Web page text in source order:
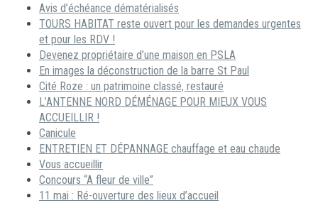
Avis d’échéance dématérialisés
TOURS HABITAT reste ouvert pour les demandes urgentes
et pour les RDV !
Devenez propriétaire d’une maison en PSLA
En images la déconstruction de la barre St Paul
Cité Roze : un patrimoine classé, restauré
L’ANTENNE NORD DÉMÉNAGE POUR MIEUX VOUS
ACCUEILLIR !
Canicule
ENTRETIEN ET DÉPANNAGE chauffage et eau chaude
Vous accueillir
Concours “A fleur de ville”
11 mai : Ré-ouverture des lieux d’accueil